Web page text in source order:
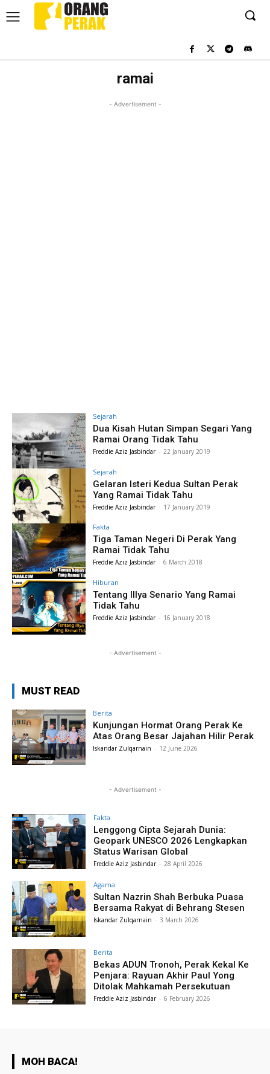
ramai
- Advertisement -
Sejarah
Dua Kisah Hutan Simpan Segari Yang
Ramai Orang Tidak Tahu
Freddie Aziz Jasbindar - 22 January 2019
Sejarah
Gelaran Isteri Kedua Sultan Perak
Yang Ramai Tidak Tahu
Freddie Aziz Jasbindar - 17 January 2019
Fakta
Tiga Taman Negeri Di Perak Yang
Ramai Tidak Tahu
Freddie Aziz Jasbindar - 6 March 2018
Hiburan
Tentang Illya Senario Yang Ramai
Tidak Tahu
Freddie Aziz Jasbindar - 16 January 2018
- Advertisement -
MUST READ
Berita
Kunjungan Hormat Orang Perak Ke
Atas Orang Besar Jajahan Hilir Perak
Iskandar Zulqarnain - 12 June 2026
- Advertisement -
Fakta
Lenggong Cipta Sejarah Dunia:
Geopark UNESCO 2026 Lengkapkan
Status Warisan Global
Freddie Aziz Jasbindar - 28 April 2026
Agama
Sultan Nazrin Shah Berbuka Puasa
Bersama Rakyat di Behrang Stesen
Iskandar Zulqarnain - 3 March 2026
Berita
Bekas ADUN Tronoh, Perak Kekal Ke
Penjara: Rayuan Akhir Paul Yong
Ditolak Mahkamah Persekutuan
Freddie Aziz Jasbindar - 6 February 2026
MOH BACA!